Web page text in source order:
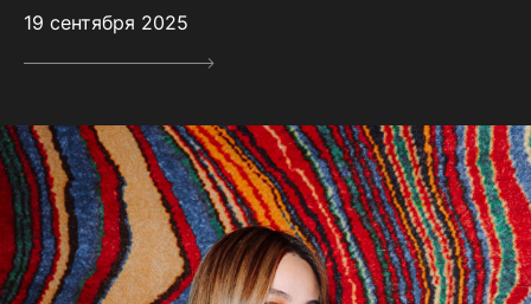
19 сентября 2025